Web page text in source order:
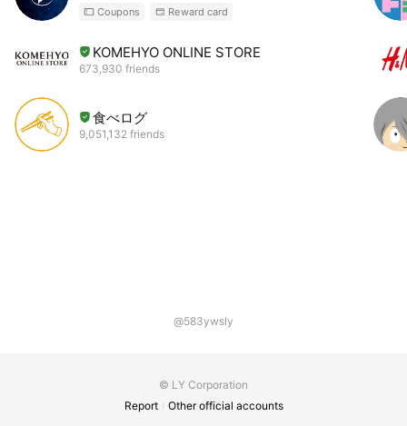
Coupons Reward card
KOMEHYO ONLINE STORE
673,930 friends
食べログ
9,051,132 friends
@583ywsly
© LY Corporation
Report
Other official accounts